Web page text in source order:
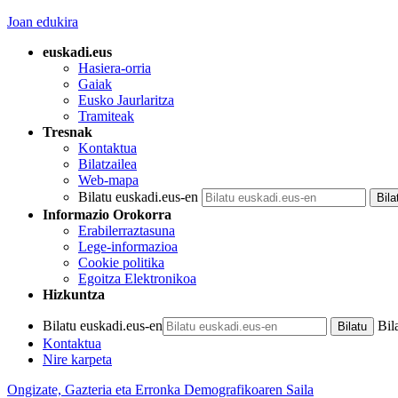
Joan edukira
euskadi.eus
Hasiera-orria
Gaiak
Eusko Jaurlaritza
Tramiteak
Tresnak
Kontaktua
Bilatzailea
Web-mapa
Bilatu euskadi.eus-en
Informazio Orokorra
Erabilerraztasuna
Lege-informazioa
Cookie politika
Egoitza Elektronikoa
Hizkuntza
Bilatu euskadi.eus-en
Kontaktua
Nire karpeta
Ongizate, Gazteria eta Erronka Demografikoaren Saila